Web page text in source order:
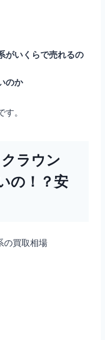
がいくらで売れるの
のか
。
ラウン
の！？安
の買取相場